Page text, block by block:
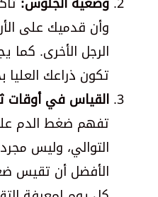
وأن قدميك على
الرجل الأخرى. كما
تكون ذراعك
القياس في أوقات
تفهم ضغط الدم
التوالي، وليس
الأفضل أن تقيس